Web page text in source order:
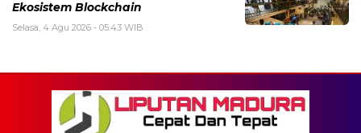
Ekosistem Blockchain
Selasa, 4 Agu 2026 - 05:43 WIB